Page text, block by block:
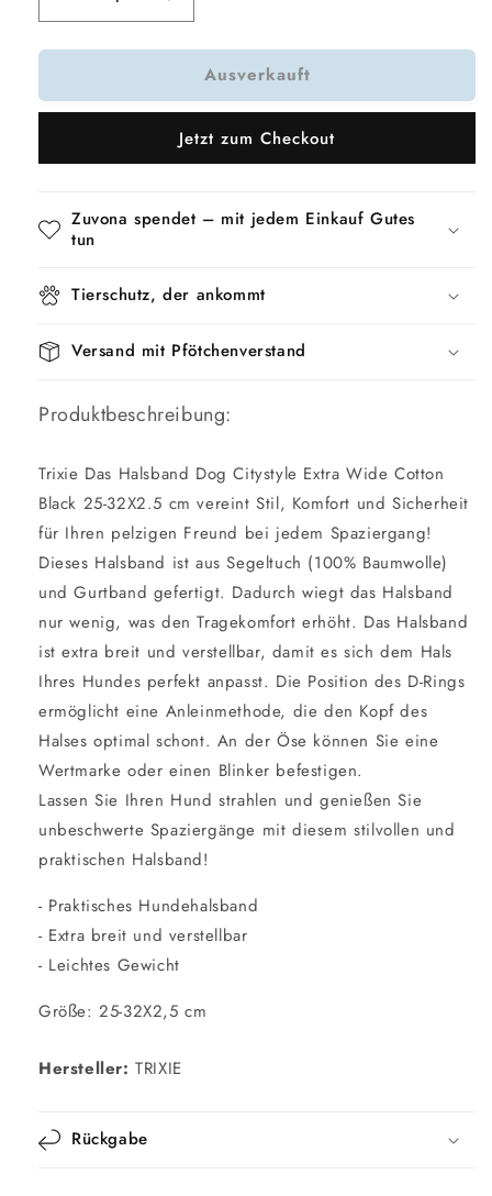
Verringere
die
Menge
Trixie
Extra
Baumwolle
Schwarz
Erhöhe
die
Menge
Trixie
Citystyle
Extra
Baumwolle
Ausverkauft
Jetzt zum Checkout
Zuvona spendet – mit jedem Einkauf Gutes
tun
Tierschutz, der ankommt
Versand mit Pfötchenverstand
Produktbeschreibung:
Trixie Das Halsband Dog Citystyle Extra Wide Cotton
Black 25-32X2.5 cm vereint Stil, Komfort und Sicherheit
für Ihren pelzigen Freund bei jedem Spaziergang!
Dieses Halsband ist aus Segeltuch (100% Baumwolle)
und Gurtband gefertigt. Dadurch wiegt das Halsband
nur wenig, was den Tragekomfort erhöht. Das Halsband
ist extra breit und verstellbar, damit es sich dem Hals
Ihres Hundes perfekt anpasst. Die Position des D-Rings
ermöglicht eine Anleinmethode, die den Kopf des
Halses optimal schont. An der Öse können Sie eine
Wertmarke oder einen Blinker befestigen.
Lassen Sie Ihren Hund strahlen und genießen Sie
unbeschwerte Spaziergänge mit diesem stilvollen und
praktischen Halsband!
- Praktisches Hundehalsband
- Extra breit und verstellbar
- Leichtes Gewicht
Größe: 25-32X2,5 cm
Hersteller:TRIXIE
Rückgabe